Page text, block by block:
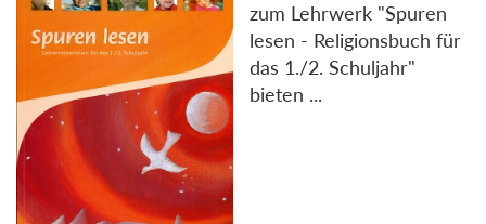
zum Lehrwerk "Spuren
lesen - Religionsbuch für
das 1./2. Schuljahr"
bieten ...